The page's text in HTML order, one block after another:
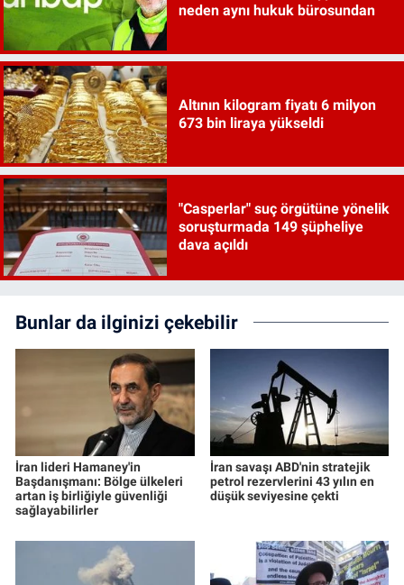
neden aynı hukuk bürosundan
Altının kilogram fiyatı 6 milyon
673 bin liraya yükseldi
"Casperlar" suç örgütüne yönelik
soruşturmada 149 şüpheliye
dava açıldı
Bunlar da ilginizi çekebilir
İran lideri Hamaney'in
Başdanışmanı: Bölge ülkeleri
artan iş birliğiyle güvenliği
sağlayabilirler
İran savaşı ABD'nin stratejik
petrol rezervlerini 43 yılın en
düşük seviyesine çekti